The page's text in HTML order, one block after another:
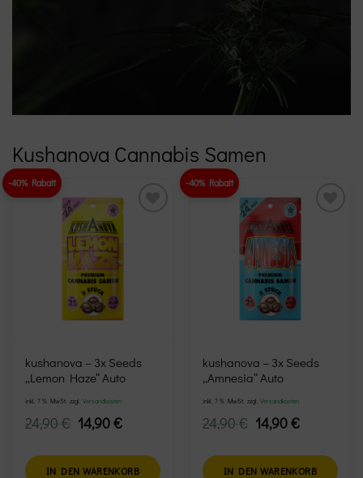
Kushanova Cannabis Samen
-40% Rabatt
kushanova – 3x Seeds
„Lemon Haze“ Auto
inkl. 7 % MwSt. zzgl. Versandkosten
24,90€ Ursprünglicher
Preis
24,90 €
14,90€Aktueller
14,90 €.
IN DEN WARENKORB
-40% Rabatt
kushanova – 3x Seeds
„Amnesia“ Auto
inkl. 7 % MwSt. zzgl. Versandkosten
24,90€ Ursprünglicher
Preis
24,90 €
14,90€Aktueller
14,90 €.
IN DEN WARENKORB